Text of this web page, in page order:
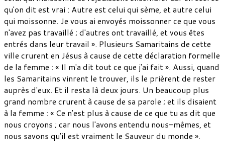
qu'on dit est vrai : Autre est celui qui sème, et autre celui
qui moissonne. Je vous ai envoyés moissonner ce que vous
n'avez pas travaillé ; d'autres ont travaillé, et vous êtes
entrés dans leur travail ». Plusieurs Samaritains de cette
ville crurent en Jésus à cause de cette déclaration formelle
de la femme : « Il m'a dit tout ce que j'ai fait ». Aussi, quand
les Samaritains vinrent le trouver, ils le prièrent de rester
auprès d'eux. Et il resta là deux jours. Un beaucoup plus
grand nombre crurent à cause de sa parole ; et ils disaient
à la femme : « Ce n'est plus à cause de ce que tu as dit que
nous croyons ; car nous l'avons entendu nous-mêmes, et
nous savons qu'il est vraiment le Sauveur du monde ».